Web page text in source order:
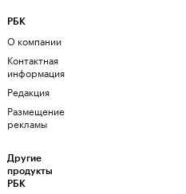
РБК
О компании
Контактная
информация
Редакция
Размещение
рекламы
Другие
продукты
РБК